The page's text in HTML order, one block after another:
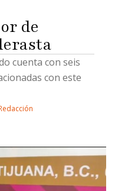
de
cuenta con seis
con este